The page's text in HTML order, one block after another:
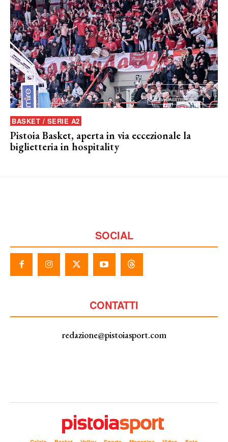
BASKET / SERIE A2
Pistoia Basket, aperta in via eccezionale la
biglietteria in hospitality
SOCIAL
CONTATTI
redazione@pistoiasport.com